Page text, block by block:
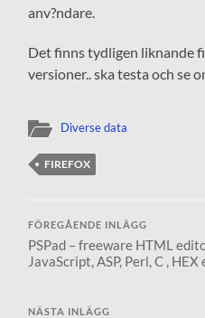
anv?ndare.
Det finns tydligen liknande
versioner.. ska testa och se
Diverse data
FIREFOX
FÖREGÅENDE INLÄGG
PSPad – freeware HTML
JavaScript, ASP, Perl, C ,
NÄSTA INLÄGG